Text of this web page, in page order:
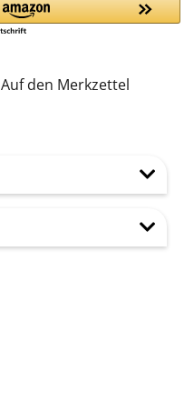
Auf den Merkzettel